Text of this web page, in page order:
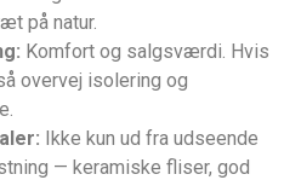
på natur.
Komfort og salgsværdi. Hvis
overvej isolering og
Ikke kun ud fra udseende
— keramiske fliser, god